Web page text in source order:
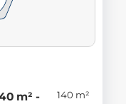
m² -
140 m²